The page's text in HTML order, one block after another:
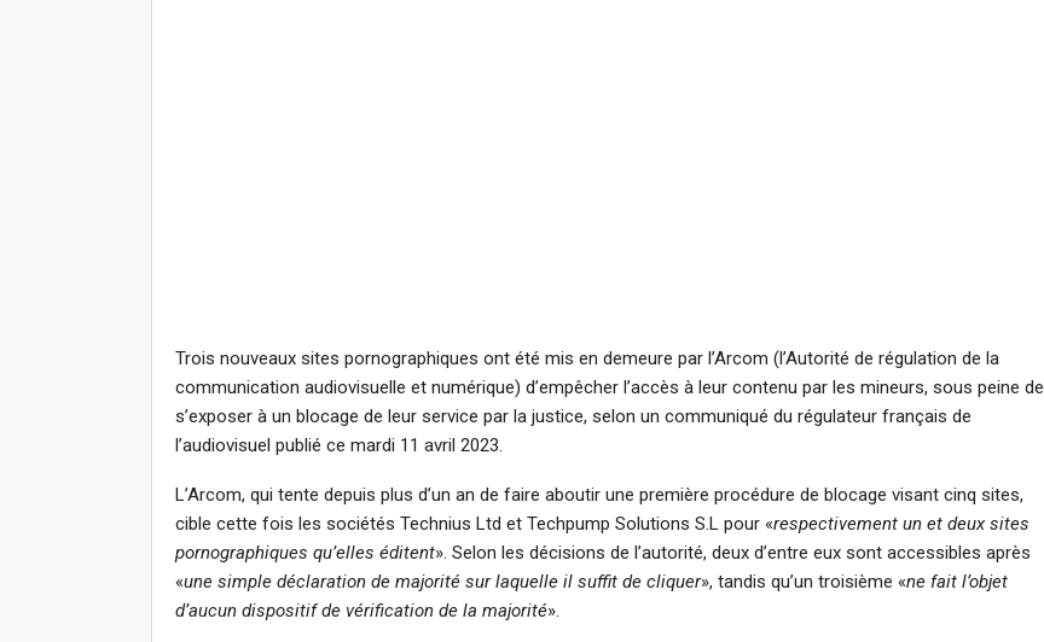
Trois nouveaux sites pornographiques ont été mis en demeure par l’Arcom (l’Autorité de régulation de la
communication audiovisuelle et numérique) d’empêcher l’accès à leur contenu par les mineurs, sous peine de
s’exposer à un blocage de leur service par la justice, selon un communiqué du régulateur français de
l’audiovisuel publié ce mardi 11 avril 2023.
L’Arcom, qui tente depuis plus d’un an de faire aboutir une première procédure de blocage visant cinq sites,
cible cette fois les sociétés Technius Ltd et Techpump Solutions S.L pour «respectivement un et deux sites
pornographiques qu’elles éditent». Selon les décisions de l’autorité, deux d’entre eux sont accessibles après
«une simple déclaration de majorité sur laquelle il suffit de cliquer», tandis qu’un troisième «ne fait l’objet
d’aucun dispositif de vérification de la majorité».